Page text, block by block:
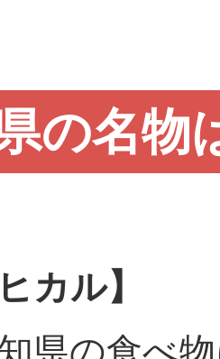
の名物
カル】
県の食べ